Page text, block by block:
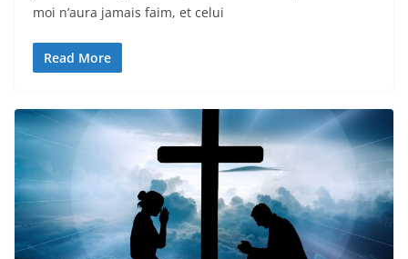
moi n’aura jamais faim, et celui
Read More